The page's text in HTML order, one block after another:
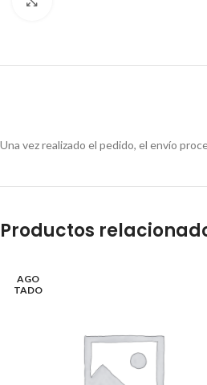
Una vez realizado el pedido, el envío
Productos
AGO
TADO